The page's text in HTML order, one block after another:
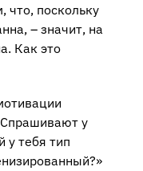
что, поскольку
– значит, на
Как это
у
у тебя тип